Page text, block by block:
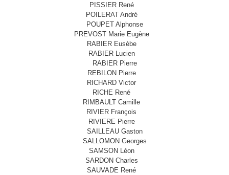
PISSIER René
POILERAT André
POUPET Alphonse
PREVOST Marie Eugène
RABIER Eusèbe
RABIER Lucien
RABIER Pierre
REBILON Pierre
RICHARD Victor
RICHE René
RIMBAULT Camille
RIVIER François
RIVIERE Pierre
SAILLEAU Gaston
SALLOMON Georges
SAMSON Léon
SARDON Charles
SAUVADE René